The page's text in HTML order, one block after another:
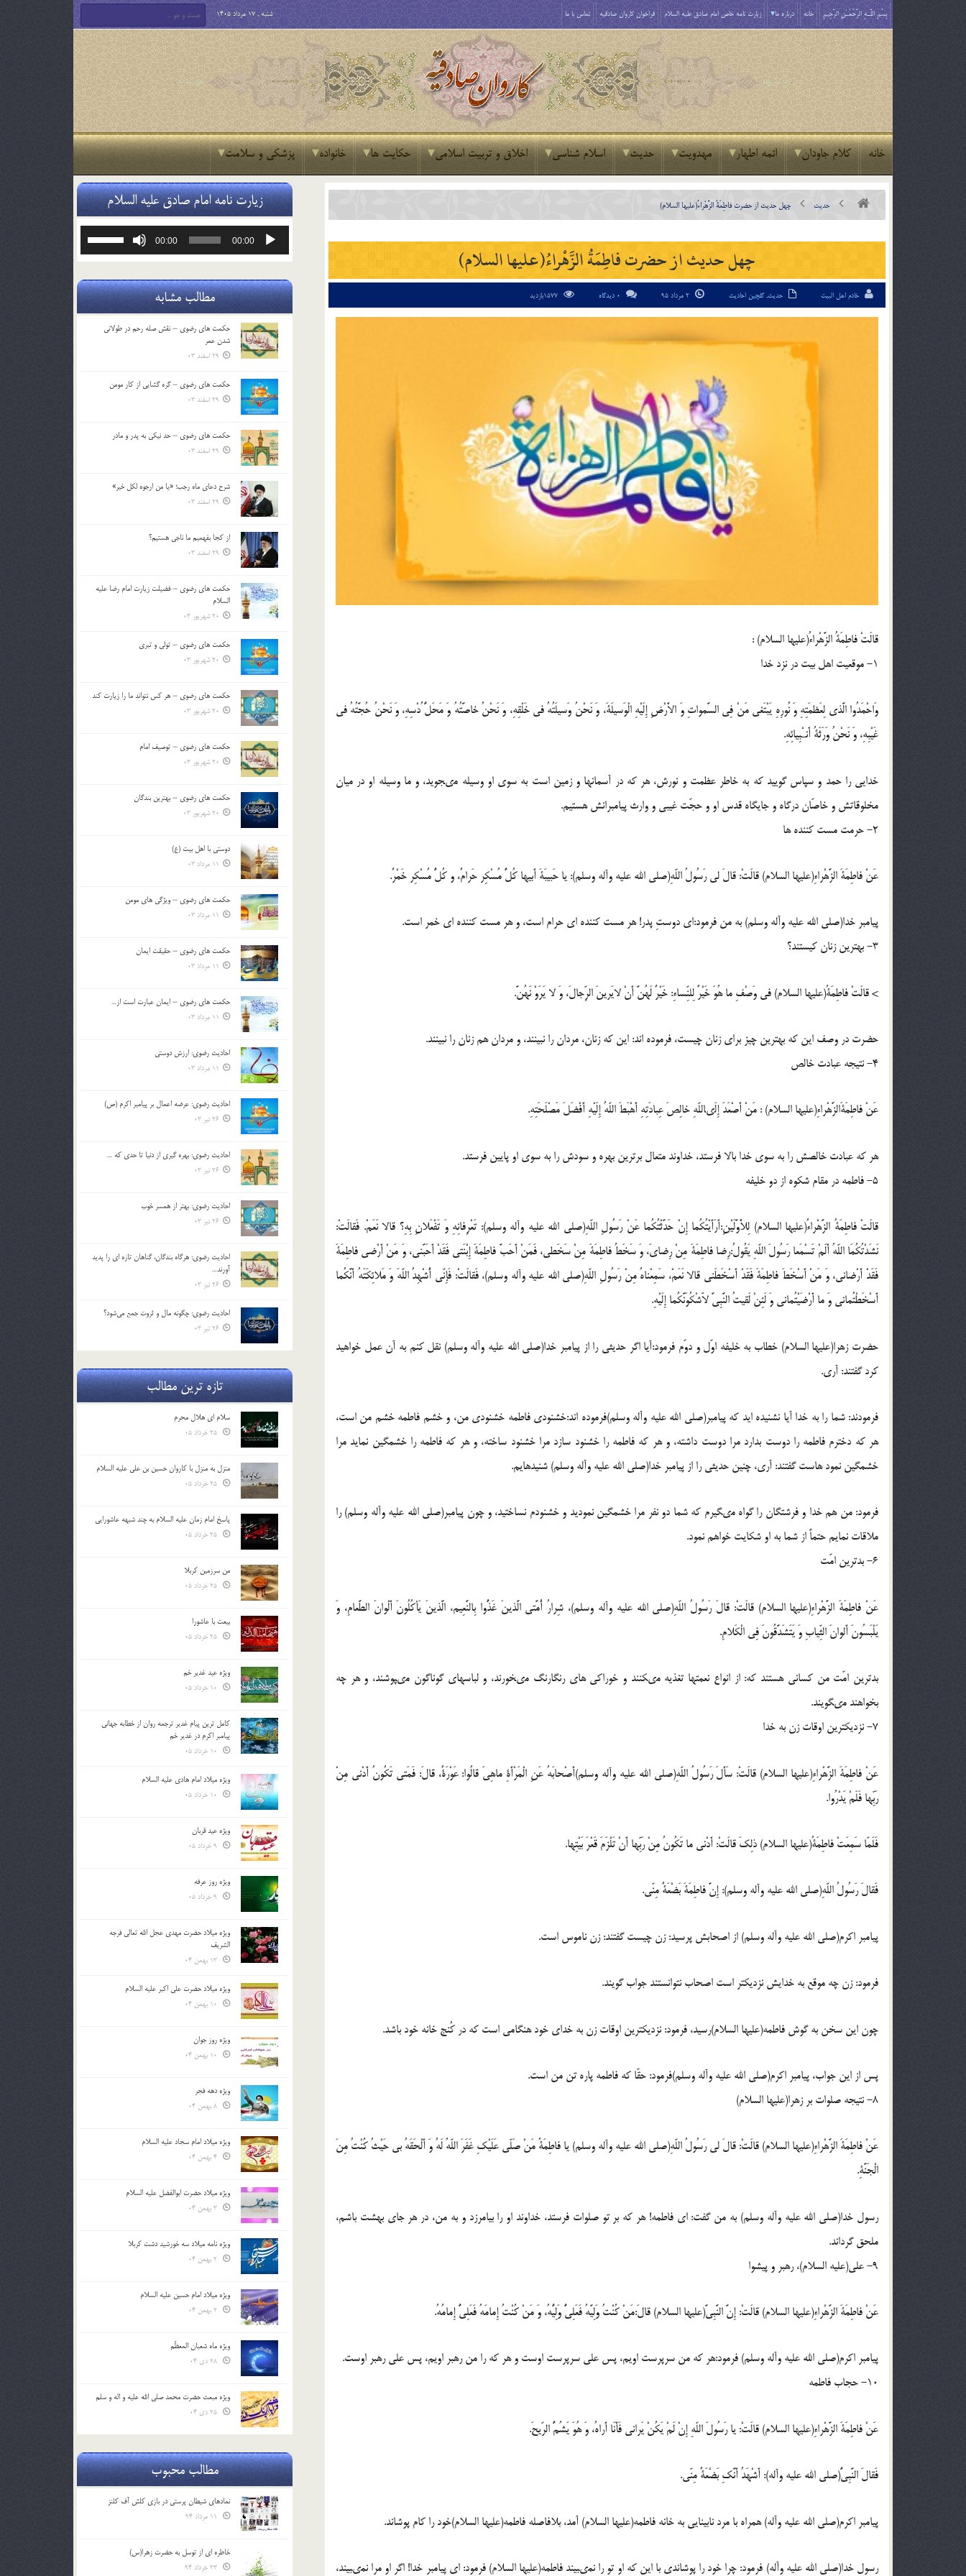
بِسْمِ اللَّـهِ الرَّحْمَـٰنِ الرَّحِيمِ خانه درباره ما زیارت نامه خاص امام صادق علیه السلام فراخوان کاروان صادقیه تماس با ما شنبه , 17 مرداد 1405
خانه کلام جاودان ائمه اطهار مهدویت حدیث اسلام شناسی اخلاق و تربیت اسلامی حکایت ها خانواده پزشکی و سلامت
حدیث چهل حديث از حضرت فاطِمَةُ الزَّهْراءُ(عليها السلام)
چهل حديث از حضرت فاطِمَةُ الزَّهْراءُ(عليها السلام)
خادم اهل البیت حدیث, گلچین احادیث 0 دیدگاه
قالَتْ فاطِمَةُ الزَّهْراءُ(عليها السلام) :
1- موقعيت اهل بيت در نزد خدا
وَاحْمَدُوا الَّذى لِعَظمَتِهِ وَ نُورِهِ يَبْتَغى مَنْ فِى السَّمواتِ وَ الاَْرْضِ إِلَيْهِ الْوَسيلَةَ، وَ نَحْنُ وَسيلَتُهُ فى خَلْقِهِ، وَ نَحْنُ خاصَّتُهُ وَ مَحَلُّ ُدْسِهِ، وَ نَحْنُ حُجَّتُهُ فى
غَيْبِهِ، وَ نَحْنُ وَرَثَةُ أَنـْبِيائِهِ.
خدايى را حمد و سپاس گوييد كه به خاطر عظمت و نورش، هر كه در آسمانها و زمين است به سوى او وسيله مىجويد، و ما وسيله او در ميان
مخلوقاتش و خاصّان درگاه و جايگاه قدس او و حجّت غيبى و وارث پيامبرانش هستيم.
2- حرمت مست كننده ها
عَنْ فاطِمَةَ الزَّهْراءِ(عليها السلام) قالَتْ: قالَ لى رَسُولُ اللّهِ(صلى الله عليه وآله وسلم): يا حَبيبَةَ أَبيها كُلُّ مُسْكِر حَرامٌ، و كُلُّ مُسْكِر خَمْرٌ.
پيامبر خدا(صلى الله عليه وآله وسلم) به من فرمود:اى دوستِ پدر! هر مست كننده اى حرام است، و هر مست كننده اى خمر است.
3- بهترين زنان كيستند؟
> قالَتْ فاطِمَةُ(عليها السلام) فى وَصْفِ ما هُوَ خَيْرٌ لِلنِّساءِ: خَيْرٌ لَهُنَّ أَنْ لايَرينَ الرِّجالَ، وَ لا يَرَوْ نَهُنَّ.
حضرت در وصف اين كه بهترين چيز براى زنان چيست، فرموده اند: اين كه زنان، مردان را نبينند، و مردان هم زنان را نبينند.
4- نتيجه عبادت خالص
عَنْ فاطِمَةَالزَّهْراءِ(عليها السلام) : مَنْ أَصْعَدَ إِلَىاللّهِ خالِصَ عِبادَتِهِ أَهْبَطَ اللّهُ إِلَيْهِ أَفْضَلَ مَصْلَحَتِهِ.
هر كه عبادت خالصش را به سوى خدا بالا فرستد، خداوند متعال برترين بهره و سودش را به سوى او پايين فرستد.
5- فاطمه در مقام شكوه از دو خليفه
قالَتْ فاطِمَةُ الزَّهْراءُ(عليها السلام) لِلاَْوَّلَيْنِ:أَرَأَيْتُكُما إِنْ حَدَّثْتُكُما عَنْ رَسُولِ اللّهِ(صلى الله عليه وآله وسلم): تَعْرِفانِهِ وَ تَفْعَلانِ بِهِ؟ قالا نَعَمْ. فَقالَتْ:
نَشَدْتُكُمَا اللّهُ أَلَمْ تَسْمَعا رَسُولَ اللّهِ يَقُولُ:رِضا فاطِمَةَ مِنْ رِضاىَ، وَ سَخَطُ فاطِمَةَ مِنْ سَخَطى، فَمَنْ أَحَبَّ فاطِمَةَ إِبْنَتى فَقَدْ أَحَبَّنى، وَ مَنْ أَرْضى فاطِمَةَ
فَقَدْ أَرْضانى، وَ مَنْ أَسْخَطَ فاطِمَةَ فَقَدْ أَسْخَطَنى قالا نَعَمْ، سَمِعْناهُ مِنْ رَسُولِ اللّهِ(صلى الله عليه وآله وسلم)، فَقالَتْ: فَإِنّى أُشْهِدُ اللّهَ وَ مَلائِكَتَهُ أَنَّكُما
أَسْخَطْتُمانى وَ ما أَرْضَيْتُمانى وَ لَئِنْ لَقيتُ النَّبِىَّ لاََشْكُوَنَّكُما إِلَيْهِ.
حضرت زهرا(عليها السلام) خطاب به خليفه اوّل و دوّم فرمود:آيا اگر حديثى را از پيامبر خدا(صلى الله عليه وآله وسلم) نقل كنم به آن عمل خواهيد
كرد گفتند: آرى.
فرمودند: شما را به خدا آيا نشنيده ايد كه پيامبر(صلى الله عليه وآله وسلم)فرموده اند:خشنودى فاطمه خشنودى من، و خشم فاطمه خشم من است،
هر كه دخترم فاطمه را دوست بدارد مرا دوست داشته، و هر كه فاطمه را خشنود سازد مرا خشنود ساخته، و هر كه فاطمه را خشمگين نمايد مرا
خشمگين نمود هاست گفتند: آرى، چنين حديثى را از پيامبر خدا(صلى الله عليه وآله وسلم) شنيدهايم.
فرمود: من هم خدا و فرشتگان را گواه مىگيرم كه شما دو نفر مرا خشمگين نموديد و خشنودم نساختيد، و چون پيامبر(صلى الله عليه وآله وسلم) را
ملاقات نمايم حتماً از شما به او شكايت خواهم نمود.
6- بدترين امّت
عَنْ فاطِمَةَ الزَّهْراءِ(عليها السلام) قالَتْ: قالَ رَسُولُ اللّهِ(صلى الله عليه وآله وسلم)، شِرارُ أُمَّتى الَّذينَ غَذُّوا بِالنَّعِيم، الَّذينَ يَأكُلُونَ أَلْوانَ الطَّعامِ، وَ
يَلْبَسُونَ أَلوانَ الثِّيابِ وَ يَتَشَدَّقُونَ فِى الْكَلامِ.
بدترين امّت من كسانى هستند كه: از انواع نعمتها تغذيه مىكنند و خوراكى هاى رنگارنگ مىخورند، و لباسهاى گوناگون مىپوشند، و هر چه
بخواهند مىگويند.
7- نزديكترين اوقات زن به خدا
عَنْ فاطِمَةَ الزَّهْراءِ(عليها السلام) قالَتْ: سَأَلَ رَسُولُ اللّهِ(صلى الله عليه وآله وسلم)أَصْحابَهُ عَنِ الْمَرْأَةِ ماهِىَ قالُوا: عَوْرَةٌ، قالَ: فَمَتى تَكُونُ أَدْنى مِنْ
رَبِّها فَلَمْ يَدْرُوا.
فَلَمّا سَمِعَتْ فاطِمَةُ(عليها السلام) ذلِكَ قالَتْ: أَدْنى ما تَكُونُ مِنْ رَبِّها أَنْ تَلْزَمَ قَعْرَ بَيْتِها.
فَقالَ رَسُولُ اللّهِ(صلى الله عليه وآله وسلم): إِنَّ فاطِمَةَ بَضْعَةٌ مِنّى.
پيامبر اكرم(صلى الله عليه وآله وسلم) از اصحابش پرسيد: زن چيست گفتند: زن ناموس است.
فرمود: زن چه موقع به خدايش نزديكتر است اصحاب نتوانستند جواب گويند.
چون اين سخن به گوش فاطمه(عليها السلام)رسيد، فرمود: نزديكترين اوقات زن به خداى خود هنگامى است كه در كُنج خانه خود باشد.
پس از اين جواب، پيامبر اكرم(صلى الله عليه وآله وسلم)فرمود: حقّا كه فاطمه پاره تن من است.
8- نتيجه صلوات بر زهرا(عليها السلام)
عَنْ فاطِمَةَ الزَّهْراءِ(عليها السلام) قالَتْ: قالَ لى رَسُولُ اللّهِ(صلى الله عليه وآله وسلم) يا فاطِمَةُ مَنْ صَلّى عَلَيْكِ غَفَرَ اللّهُ لَهُ وَ أَلْحَقَهُ بى حَيْثُ كُنْتُ مِنَ
الْجَنَّةِ.
رسول خدا(صلى الله عليه وآله وسلم) به من گفت: اى فاطمه! هر كه بر تو صلوات فرستد، خداوند او را بيامرزد و به من، در هر جاى بهشت باشم،
ملحق گرداند.
9- على(عليه السلام)، رهبر و پيشوا
عَنْ فاطِمَةَ الزَّهْراءِ(عليها السلام) قالَتْ: إِنَّ النَّبِىَّ(عليها السلام) قالَ:مَنْ كُنْتُ وَلِيَّهُ فَعَلِىٌّ وَلِيُّهُ، وَ مَنْ كُنْتُ إِمامَهُ فَعَلِىٌّ إِمامُهُ.
پيامبر اكرم(صلى الله عليه وآله وسلم) فرمود:هر كه من سرپرست اويم، پس على سرپرست اوست و هر كه را من رهبر اويم، پس على رهبر اوست.
10- حجاب فاطمه
عَنْ فاطِمَةَ الزَّهْراءِ(عليها السلام) قالَتْ: يا رَسُولَ اللّهِ إِنْ لَمْ يَكُنْ يَرانى فَأَنَا أَراهُ، وَ هُوَ يَشُمُّ الرّيحَ.
فَقالَ النَّبِىُّ(صلى الله عليه وآله): أَشْهَدُ أَنَّكِ بَضْعَةٌ مِنّى.
پيامبر اكرم(صلى الله عليه وآله) همراه با مرد نابينايى به خانه فاطمه(عليها السلام) آمد، بلافاصله فاطمه(عليها السلام)خود را كام پوشاند.
رسول خدا(صلى الله عليه وآله) فرمود: چرا خود را پوشاندى با اين كه او تو را نمىبيند فاطمه(عليها السلام) فرمود: اى پيامبر خدا! اگر او مرا نمىبيند،
زیارت نامه امام صادق علیه السلام
پخش‌کننده
00:00
00:00
یا
صدا
کلیدهای
مطالب مشابه
حکمت های رضوی – نقش صله رحم در طولانی
شدن عمر
29 اسفند 03
حکمت های رضوی – گره گشایی از کار مومن
29 اسفند 03
حکمت های رضوی – حد نیکی به پدر و مادر
29 اسفند 03
شرح دعای ماه رجب؛ «یا من ارجوه لکل خیر»
29 اسفند 03
از كجا بفهميم ما ناجی هستیم؟
29 اسفند 03
حکمت های رضوی – فضیلت زیارت امام رضا علیه
السلام
20 شهریور 03
حکمت های رضوی – تولی و تبری
20 شهریور 03
حکمت های رضوی – هر کس نتواند ما را زیارت کند
20 شهریور 03
حکمت های رضوی – توصیف امام
20 شهریور 03
حکمت های رضوی – بهترین بندگان
20 شهریور 03
دوستی با اهل بیت (ع)
11 مرداد 03
حکمت های رضوی – ویژگی های مومن
11 مرداد 03
حکمت های رضوی – حقیقت ایمان
11 مرداد 03
حکمت های رضوی – ایمان عبارت است از…
11 مرداد 03
احادیث رضوی: ارزش دوستی
11 مرداد 03
احادیث رضوی: عرضه اعمال بر پیامبر اکرم (ص)
26 تیر 03
احادیث رضوی: بهره گیری از دنیا تا حدی که …
26 تیر 03
احادیث رضوی: بهتر از همسر خوب
26 تیر 03
احادیث رضوی: هرگاه بندگان، گناهان تازه ای را پدید
آورند…
26 تیر 03
احادیث رضوی: چگونه مال و ثروت جمع می‌شود؟
26 تیر 03
تازه ترین مطالب
سلام ای هلال محرم
منزل به منزل با کاروان حسین بن علی علیه السلام
پاسخ امام زمان علیه السلام به چند شبهه عاشورایی
من سرزمین کربلا
بیعت با عاشورا
ویژه عید غدیر خم
کامل ترین پیام غدیر ترجمه روان از خطابه جهانی
پیامبر اکرم در غدیر خم
ویژه میلاد امام هادی علیه السلام
ویژه عید قربان
ویژه روز عرفه
ویژه میلاد حضرت مهدی عجل الله تعالی فرجه
الشريف
ویژه میلاد حضرت علی اکبر علیه السلام
ویژه روز جوان
ویژه دهه فجر
ویژه میلاد امام سجاد علیه السلام
ویژه میلاد حضرت ابوالفضل علیه السلام
ویژه نامه میلاد سه خورشید دشت کربلا
ویژه میلاد امام حسین علیه السلام
ویژه ماه شعبان المعظّم
ویژه مبعث حضرت محمد صلی الله علیه و اله و سلم
مطالب محبوب
نمادهای شیطان پرستی در بازی کلش آف کلنز
خاطره ای از توسل به حضرت زهرا(س)